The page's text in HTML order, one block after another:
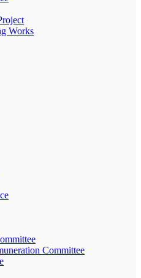
Works
Committee